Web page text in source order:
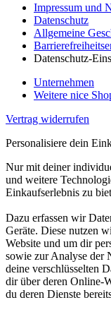
Impressum und
Datenschutz
Allgemeine
Datenschutz-
Unternehmen
Weitere nice
Vertrag widerrufen
Personalisiere dein
Nur mit deiner
und weitere
Einkaufserlebnis zu
Dazu erfassen wir
Geräte. Diese nutzen
Website und um dir
sowie zur Analyse der
deine verschlüsselten
dir über deren Online-
du deren Dienste